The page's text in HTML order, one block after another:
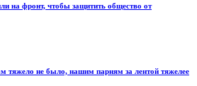
на фронт, чтобы защитить общество от
тяжело не было, нашим парням за лентой тяжелее